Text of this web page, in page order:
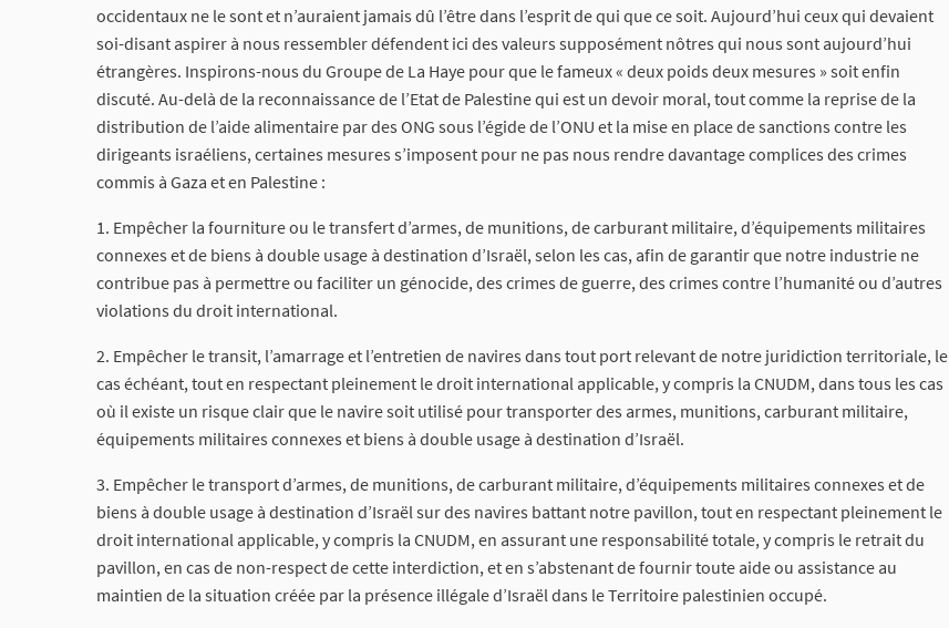
occidentaux ne le sont et n’auraient jamais dû l’être dans l’esprit de qui que ce soit. Aujourd’hui ceux qui devaient
soi-disant aspirer à nous ressembler défendent ici des valeurs supposément nôtres qui nous sont aujourd’hui
étrangères. Inspirons-nous du Groupe de La Haye pour que le fameux « deux poids deux mesures » soit enfin
discuté. Au-delà de la reconnaissance de l’Etat de Palestine qui est un devoir moral, tout comme la reprise de la
distribution de l’aide alimentaire par des ONG sous l’égide de l’ONU et la mise en place de sanctions contre les
dirigeants israéliens, certaines mesures s’imposent pour ne pas nous rendre davantage complices des crimes
commis à Gaza et en Palestine :
1. Empêcher la fourniture ou le transfert d’armes, de munitions, de carburant militaire, d’équipements militaires
connexes et de biens à double usage à destination d’Israël, selon les cas, afin de garantir que notre industrie ne
contribue pas à permettre ou faciliter un génocide, des crimes de guerre, des crimes contre l’humanité ou d’autres
violations du droit international.
2. Empêcher le transit, l’amarrage et l’entretien de navires dans tout port relevant de notre juridiction territoriale, le
cas échéant, tout en respectant pleinement le droit international applicable, y compris la CNUDM, dans tous les cas
où il existe un risque clair que le navire soit utilisé pour transporter des armes, munitions, carburant militaire,
équipements militaires connexes et biens à double usage à destination d’Israël.
3. Empêcher le transport d’armes, de munitions, de carburant militaire, d’équipements militaires connexes et de
biens à double usage à destination d’Israël sur des navires battant notre pavillon, tout en respectant pleinement le
droit international applicable, y compris la CNUDM, en assurant une responsabilité totale, y compris le retrait du
pavillon, en cas de non-respect de cette interdiction, et en s’abstenant de fournir toute aide ou assistance au
maintien de la situation créée par la présence illégale d’Israël dans le Territoire palestinien occupé.